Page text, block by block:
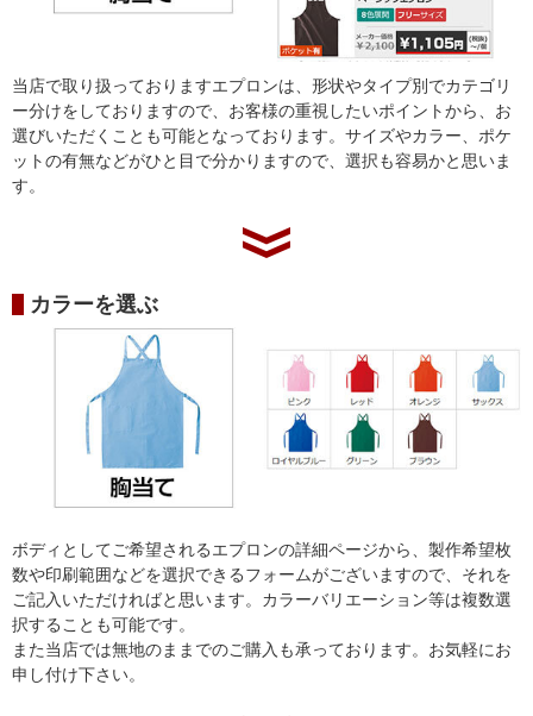
当店で取り扱っておりますエプロンは、形状やタイプ別でカテゴリ
ー分けをしておりますので、お客様の重視したいポイントから、お
選びいただくことも可能となっております。サイズやカラー、ポケ
ットの有無などがひと目で分かりますので、選択も容易かと思いま
す。
カラーを選ぶ
ボディとしてご希望されるエプロンの詳細ページから、製作希望枚
数や印刷範囲などを選択できるフォームがございますので、それを
ご記入いただければと思います。カラーバリエーション等は複数選
択することも可能です。
また当店では無地のままでのご購入も承っております。お気軽にお
申し付け下さい。